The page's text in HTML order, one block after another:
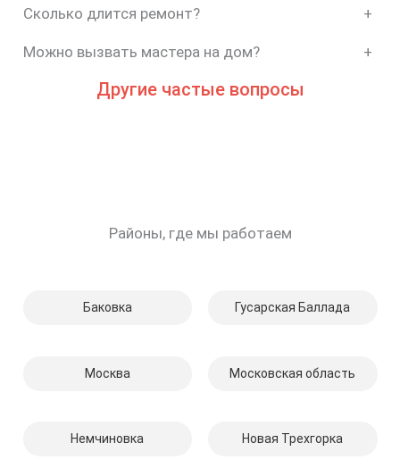
Сколько длится ремонт? +
Можно вызвать мастера на дом? +
Другие частые вопросы
Районы, где мы работаем
Баковка Гусарская Баллада
Москва Московская область
Немчиновка Новая Трехгорка